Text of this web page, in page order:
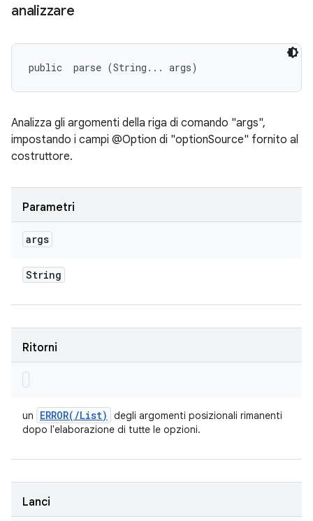
analizzare
public parse (String... args)
Analizza gli argomenti della riga di comando "args",
impostando i campi @Option di "optionSource" fornito al
costruttore.
Parametri
args
String
Ritorni
un ERROR( /List)
degli argomenti posizionali rimanenti
dopo l'elaborazione di tutte le opzioni.
Lanci